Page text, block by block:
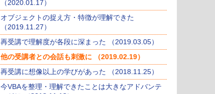
（2020.01.17）
オブジェクトの捉え方・特徴が理解できた
（2019.11.27）
再受講で理解度が各段に深まった （2019.03.05）
他の受講者との会話も刺激に （2019.02.19）
再受講に想像以上の学びがあった （2018.11.25）
今VBAを整理・理解できたことは大きなアドバンテ